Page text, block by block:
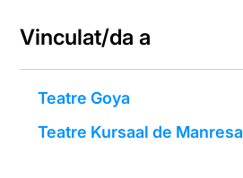
Vinculat/da a
Teatre Goya
Teatre Kursaal de Manresa